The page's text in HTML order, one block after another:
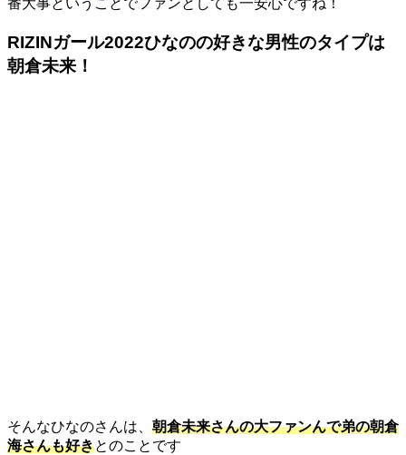
番大事ということでファンとしても一安心ですね！
RIZINガール2022ひなのの好きな男性のタイプは
朝倉未来！
そんなひなのさんは、 朝倉未来さんの大ファンんで弟の朝倉
海さんも好きとのことです